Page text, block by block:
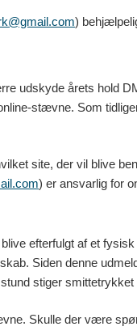
)
udskyde årets hold
stævne. Som
site, der vil blive
) er ansvarlig for
efterfulgt af et
Siden denne
stiger smittetrykket
Skulle der være